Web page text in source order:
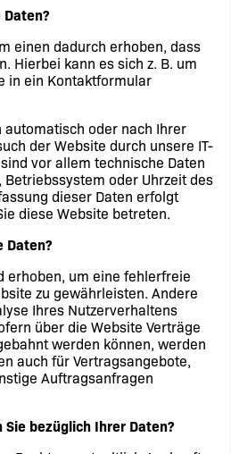
einen dadurch erhoben, dass
Hierbei kann es sich z. B. um
in ein Kontaktformular
automatisch oder nach Ihrer
der Website durch unsere IT-
vor allem technische Daten
Betriebssystem oder Uhrzeit des
dieser Daten erfolgt
diese Website betreten.
Daten?
erhoben, um eine fehlerfreie
zu gewährleisten. Andere
Ihres Nutzerverhaltens
über die Website Verträge
werden können, werden
auch für Vertragsangebote,
Auftragsanfragen
Sie bezüglich Ihrer Daten?